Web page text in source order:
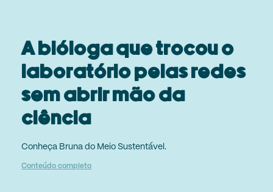
A bióloga que trocou o
laboratório pelas redes
sem abrir mão da
ciência
Conheça Bruna do Meio Sustentável.
Conteúdo completo